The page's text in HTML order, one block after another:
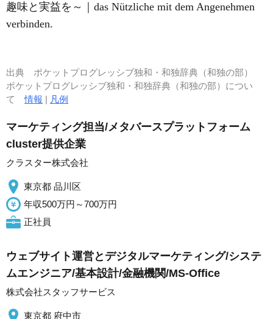
趣味と実益を～｜das Nützliche mit dem Angenehmen
verbinden.
出典 ポケットプログレッシブ独和・和独辞典（和独の部）
ポケットプログレッシブ独和・和独辞典（和独の部）につい
て情報 | 凡例
マーケティング担当/メタバースプラットフォーム
cluster提供企業
クラスター株式会社
東京都 品川区
年収500万円～700万円
正社員
ウェブサイト運営とデジタルマーケティング/システ
ムエンジニア/基本設計/金融機関/MS-Office
株式会社スタッフサービス
東京都 府中市